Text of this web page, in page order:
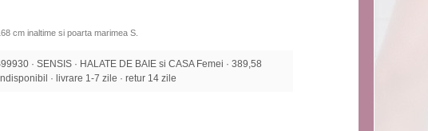
cm inaltime si poarta marimea S.
· SENSIS · HALATE DE BAIE si CASA Femei · 389,58
· livrare 1-7 zile · retur 14 zile